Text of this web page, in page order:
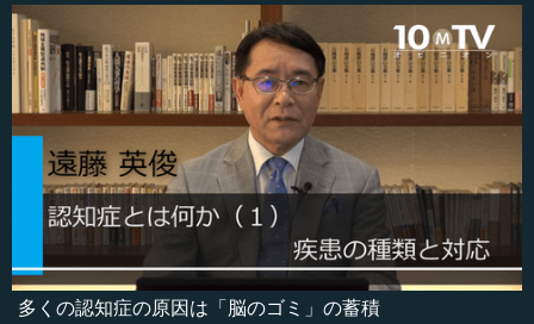
多くの認知症の原因は「脳のゴミ」の蓄積